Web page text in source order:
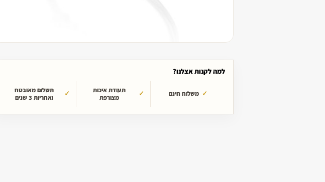
למה לקנות אצלנו?
משלוח חינם
תעודת איכות
מצורפת
תשלום מאובטח
ואחריות 3 שנים